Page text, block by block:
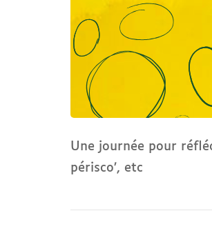
Une journée pour
périsco’, etc